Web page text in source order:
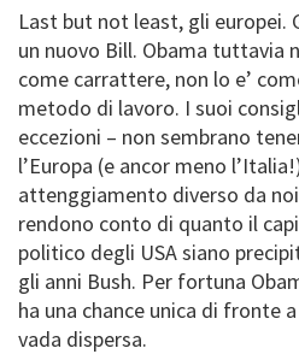
Last but not least, gli europei.
un nuovo Bill. Obama tuttavia
come carrattere, non lo e’
metodo di lavoro. I suoi
eccezioni – non sembrano
l’Europa (e ancor meno
attenggiamento diverso da
rendono conto di quanto il
politico degli USA siano
gli anni Bush. Per fortuna
ha una chance unica di fronte
vada dispersa.